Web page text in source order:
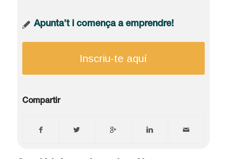
Apunta’t i comença a emprendre!
Inscriu-te aquí
Compartir